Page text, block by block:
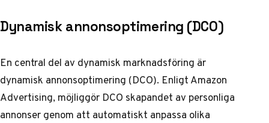
Dynamisk annonsoptimering (DCO)
En central del av dynamisk marknadsföring är
dynamisk annonsoptimering (DCO). EnligtAmazon
Advertising, möjliggör DCO skapandet av personliga
annonser genom att automatiskt anpassa olika